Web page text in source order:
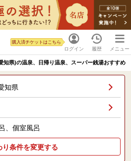
ログイン
購入済チケットはこちら
履歴 メニュー
知県)の温泉、日帰り温泉、スーパー銭湯おすすめ
知県
、個室風呂
り条件を変更する